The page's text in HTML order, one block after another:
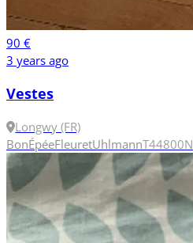
90 €
3 years ago
Vestes
Longwy (FR)
BonÉpéeFleuretUhlmannT44800N